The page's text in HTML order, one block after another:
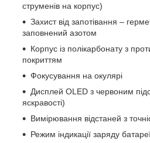
струменів на корпус)
Захист від запотівання –
заповнений азотом
Корпус із полікарбонату з
покриттям
Фокусування на окулярі
Дисплей OLED з червоним
яскравості)
Вимірювання відстаней з
Режим індикації заряду